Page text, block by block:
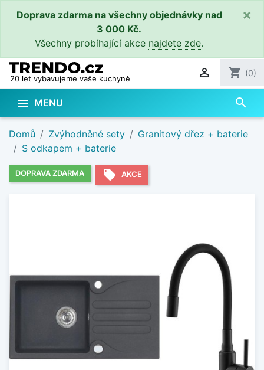
Doprava zdarma na všechny objednávky nad
3 000 Kč.
Všechny probíhající akce najdete zde.
×
20 let vybavujeme vaše kuchyně  shopping_cart (0)
 MENU search
Domů Zvýhodněné sety
Granitový dřez + baterie
S odkapem + baterie
DOPRAVA ZDARMA local_offer AKCE